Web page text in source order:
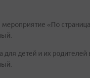
мероприятие «По
для детей и их